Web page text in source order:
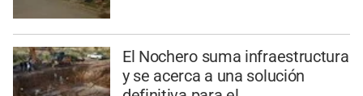
El Nochero suma infraestructura
y se acerca a una solución